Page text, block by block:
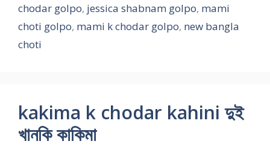
chodar golpo, jessica shabnam golpo, mami
choti golpo, mami k chodar golpo, new bangla
choti
kakima k chodar kahini দুই
খানকি কাকিমা